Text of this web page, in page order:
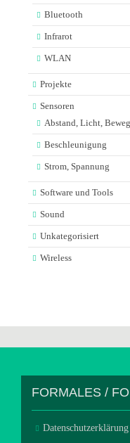
Bluetooth
Infrarot
WLAN
Projekte
Sensoren
Abstand, Licht,
Beschleunigung
Strom, Spannung
Software und Tools
Sound
Unkategorisiert
Wireless
FORMALES /
Datenschutzerklärung